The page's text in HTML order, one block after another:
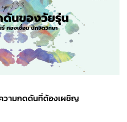
วามกดดันที่ต้องเผชิญ